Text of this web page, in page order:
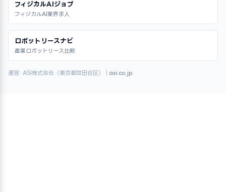
フィジカルAIジョブ
フィジカルAI業界求人
ロボットリースナビ
産業ロボットリース比較
運営: ASI株式会社（東京都世田谷区）｜ asi.co.jp